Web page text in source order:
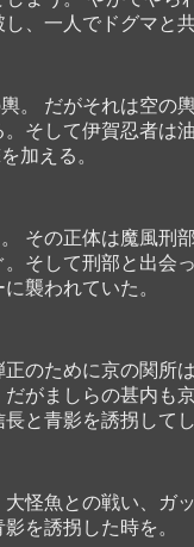
、一人でドグマと共
。 だがそれは空の
そして伊賀忍者は
加える。
その正体は魔風刑
そして刑部と出会
襲われていた。
のために京の関所
がましらの甚内も
と青影を誘拐してし
怪魚との戦い、ガ
を誘拐した時を。